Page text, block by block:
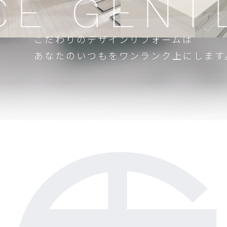
こだわりのデザインリフォームは
あなたのいつもをワンランク上にしま